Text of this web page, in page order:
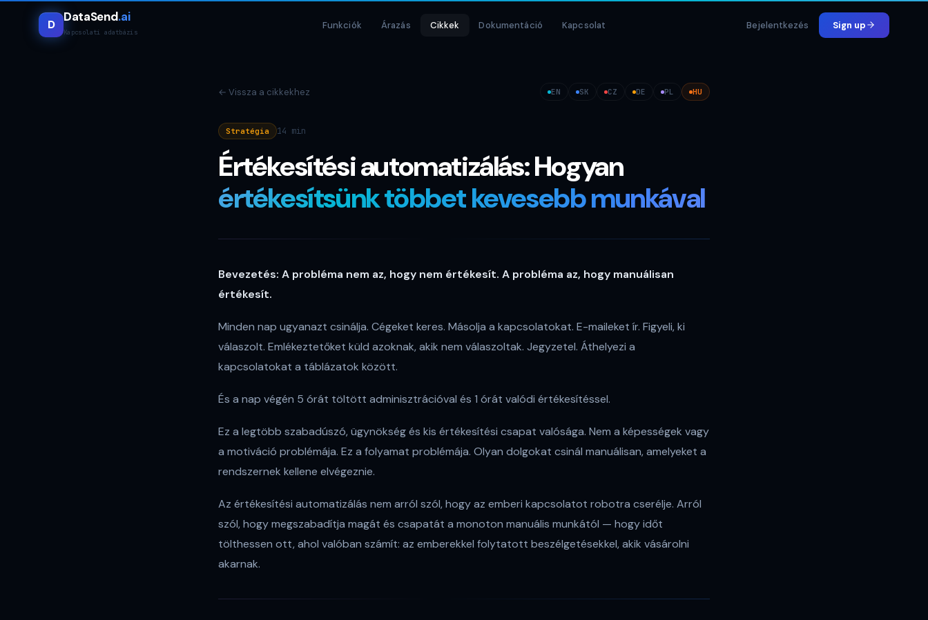
D
DataSend.ai
Kapcsolati adatbázis
Funkciók Árazás Cikkek Dokumentáció Kapcsolat Bejelentkezés Sign up
← Vissza a cikkekhez EN SK CZ DE PL HU
Stratégia 14 min
Értékesítési automatizálás: Hogyan
értékesítsünk többet kevesebb munkával
Bevezetés: A probléma nem az, hogy nem értékesít. A probléma az, hogy manuálisan
értékesít.
Minden nap ugyanazt csinálja. Cégeket keres. Másolja a kapcsolatokat. E-maileket ír. Figyeli, ki
válaszolt. Emlékeztetőket küld azoknak, akik nem válaszoltak. Jegyzetel. Áthelyezi a
kapcsolatokat a táblázatok között.
És a nap végén 5 órát töltött adminisztrációval és 1 órát valódi értékesítéssel.
Ez a legtöbb szabadúszó, ügynökség és kis értékesítési csapat valósága. Nem a képességek vagy
a motiváció problémája. Ez a folyamat problémája. Olyan dolgokat csinál manuálisan, amelyeket a
rendszernek kellene elvégeznie.
Az értékesítési automatizálás nem arról szól, hogy az emberi kapcsolatot robotra cserélje. Arról
szól, hogy megszabadítja magát és csapatát a monoton manuális munkától — hogy időt
tölthessen ott, ahol valóban számít: az emberekkel folytatott beszélgetésekkel, akik vásárolni
akarnak.